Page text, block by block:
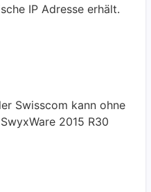
IP Adresse erhält.
Swisscom kann ohne
2015 R30